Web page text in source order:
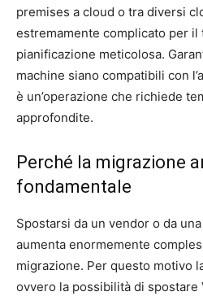
premises a cloud o tra diversi
estremamente complicato per
pianificazione meticolosa.
machine siano compatibili con
è un’operazione che richiede
approfondite.
Perché la migrazione
fondamentale
Spostarsi da un vendor o da
aumenta enormemente
migrazione. Per questo motivo
ovvero la possibilità di spostare